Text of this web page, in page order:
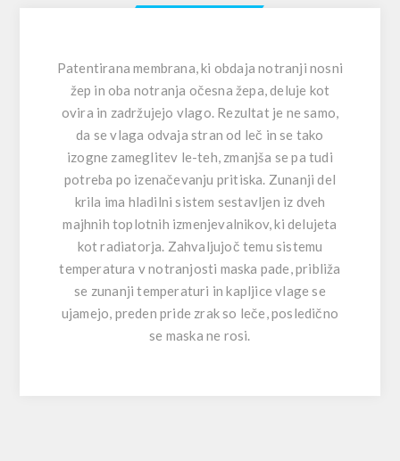
Patentirana membrana, ki obdaja notranji nosni
žep in oba notranja očesna žepa, deluje kot
ovira in zadržujejo vlago. Rezultat je ne samo,
da se vlaga odvaja stran od leč in se tako
izogne zameglitev le-teh, zmanjša se pa tudi
potreba po izenačevanju pritiska. Zunanji del
krila ima hladilni sistem sestavljen iz dveh
majhnih toplotnih izmenjevalnikov, ki delujeta
kot radiatorja. Zahvaljujoč temu sistemu
temperatura v notranjosti maska pade, približa
se zunanji temperaturi in kapljice vlage se
ujamejo, preden pride zrak so leče, posledično
se maska ne rosi.